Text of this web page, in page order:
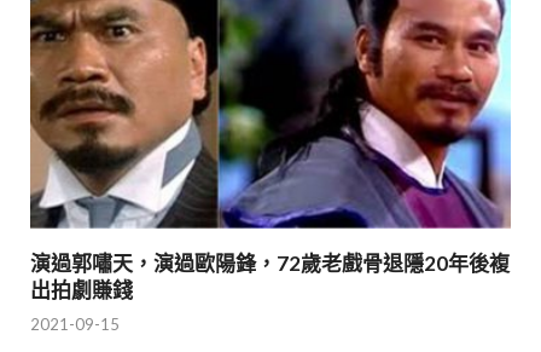
演過郭嘯天，演過歐陽鋒，72歲老戲骨退隱20年後複
出拍劇賺錢
2021-09-15